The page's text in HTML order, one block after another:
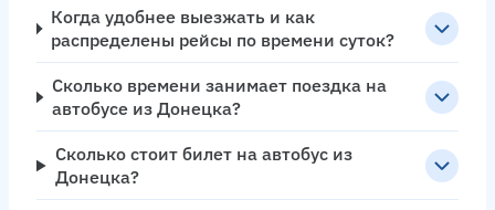
Когда удобнее выезжать и как
распределены рейсы по времени суток?
Сколько времени занимает поездка на
автобусе из Донецка?
Сколько стоит билет на автобус из
Донецка?